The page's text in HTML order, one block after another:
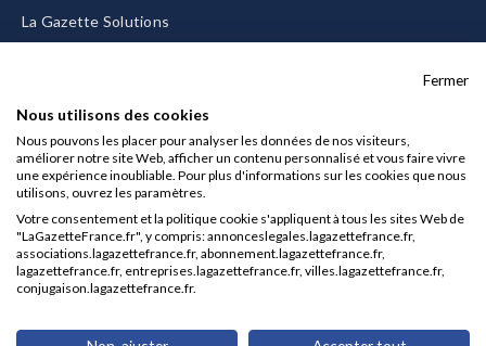
La Gazette Solutions
Mentions légales
CGU/CGV
Données personnelles
Charte sur les cookies
Gérer vos cookies
© 2026 La Gazette France
Fermer
Nous utilisons des cookies
Nous pouvons les placer pour analyser les données de nos visiteurs,
améliorer notre site Web, afficher un contenu personnalisé et vous faire vivre
une expérience inoubliable. Pour plus d'informations sur les cookies que nous
utilisons, ouvrez les paramètres.
Votre consentement et la politique cookie s'appliquent à tous les sites Web de
"LaGazetteFrance.fr", y compris: annonceslegales.lagazettefrance.fr,
associations.lagazettefrance.fr, abonnement.lagazettefrance.fr,
lagazettefrance.fr, entreprises.lagazettefrance.fr, villes.lagazettefrance.fr,
conjugaison.lagazettefrance.fr.